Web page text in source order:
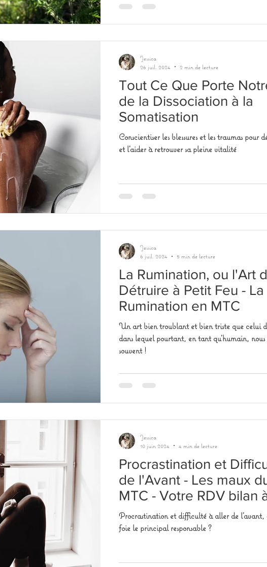
Tout Ce Que Porte
de la Dissociation à la
Somatisation
Conscientiser les blessures et les traumas pour
et l'aider à retrouver sa pleine vitalité
Jessica
26 juil. 2024
2 min de lecture
La Rumination, ou l'Art
Détruire à Petit Feu - La
Rumination en MTC
Un art bien troublant et bien triste que celui
dans lequel pourtant, en tant qu'humain, nous
souvent !
Jessica
6 juil. 2024
5 min de lecture
Procrastination et
de l'Avant - Les maux
MTC - Votre RDV bilan
Procrastination et difficulté à aller de l'avant,
foie le principal responsable ?
Jessica
10 juin 2024
4 min de lecture